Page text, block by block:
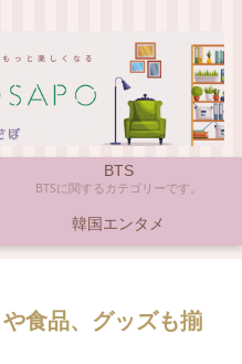
BTS
BTSに関するカテゴリーです。
韓国エンタメ
や食品、グッズも揃